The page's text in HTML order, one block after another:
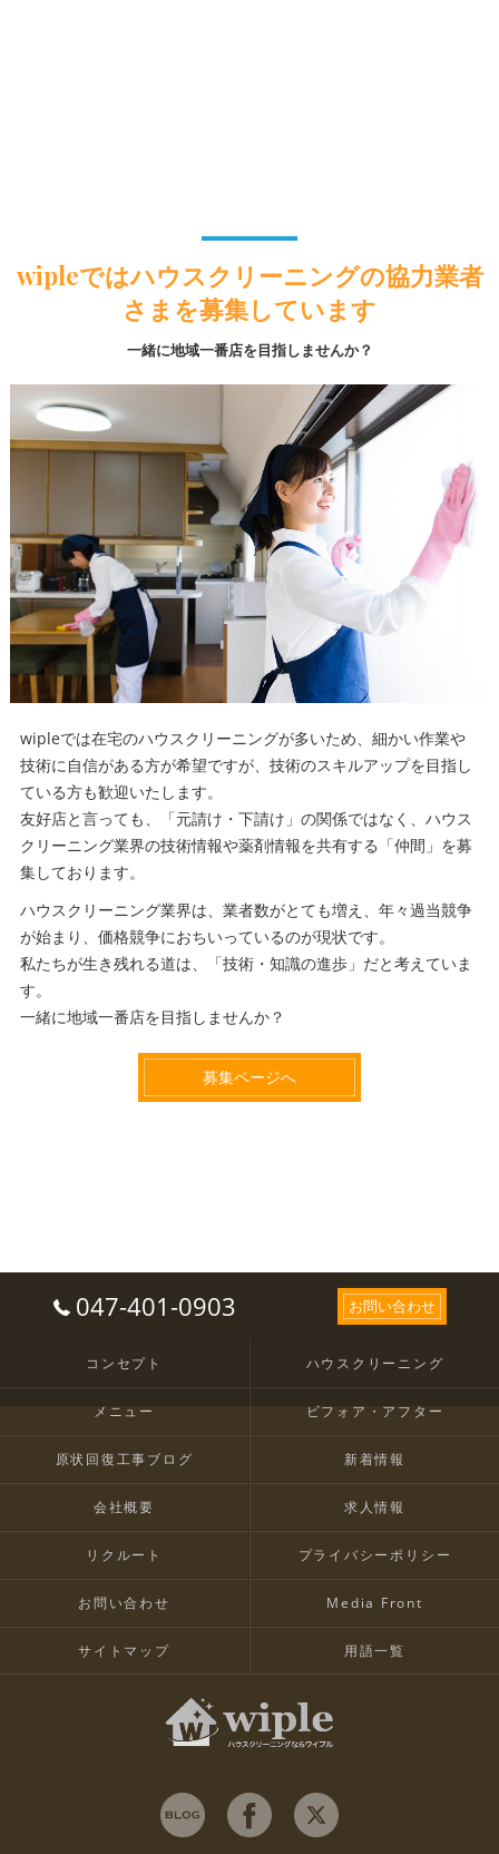
wipleではハウスクリーニングの協力業者
さまを募集しています
一緒に地域一番店を目指しませんか？
wipleでは在宅のハウスクリーニングが多いため、細かい作業や
技術に自信がある方が希望ですが、技術のスキルアップを目指し
ている方も歓迎いたします。
友好店と言っても、「元請け・下請け」の関係ではなく、ハウス
クリーニング業界の技術情報や薬剤情報を共有する「仲間」を募
集しております。
ハウスクリーニング業界は、業者数がとても増え、年々過当競争
が始まり、価格競争におちいっているのが現状です。
私たちが生き残れる道は、「技術・知識の進歩」だと考えていま
す。
一緒に地域一番店を目指しませんか？
募集ページへ
047-401-0903 お問い合わせ
コンセプト ハウスクリーニング
メニュー ビフォア・アフター
原状回復工事ブログ 新着情報
会社概要 求人情報
リクルート プライバシーポリシー
お問い合わせ Media Front
サイトマップ 用語一覧